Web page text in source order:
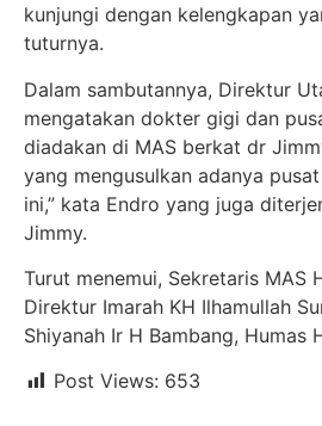
kunjungi dengan kelengkapan
tuturnya.
Dalam sambutannya, Direktur
mengatakan dokter gigi dan
diadakan di MAS berkat dr
yang mengusulkan adanya
ini,” kata Endro yang juga
Jimmy.
Turut menemui, Sekretaris MAS
Direktur Imarah KH Ilhamullah
Shiyanah Ir H Bambang, Humas
Post Views: 653